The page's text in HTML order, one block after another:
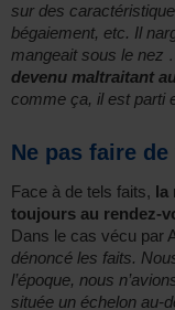
sur des
bégaiement, etc. Il
mangeait sous le nez
devenu maltraitant
comme ça, il est parti
Ne pas faire
Face à de tels faits,
toujours au rendez-
Dans le cas vécu par
dénoncé les faits.
l’époque, nous
située un échelon au-